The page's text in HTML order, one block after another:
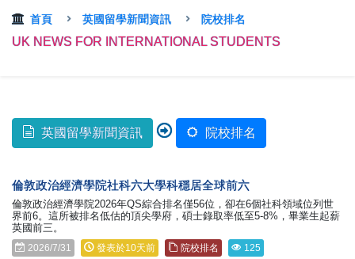
首頁 英國留學新聞資訊 院校排名
UK NEWS FOR INTERNATIONAL STUDENTS
英國留學新聞資訊 院校排名
倫敦政治經濟學院社科六大學科穩居全球前六
倫敦政治經濟學院2026年QS綜合排名僅56位，卻在6個社科領域位列世
界前6。這所被排名低估的頂尖學府，碩士錄取率低至5-8%，畢業生起薪
英國前三。
2026/7/31 發表於10天前 院校排名 125